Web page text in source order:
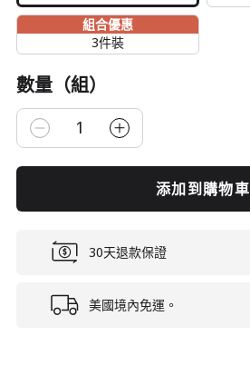
組合優惠
3件裝
數量（組）
1
添加到購物車
30天退款保證
美國境內免運。